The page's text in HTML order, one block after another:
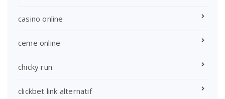
casino online
ceme online
chicky run
clickbet link alternatif